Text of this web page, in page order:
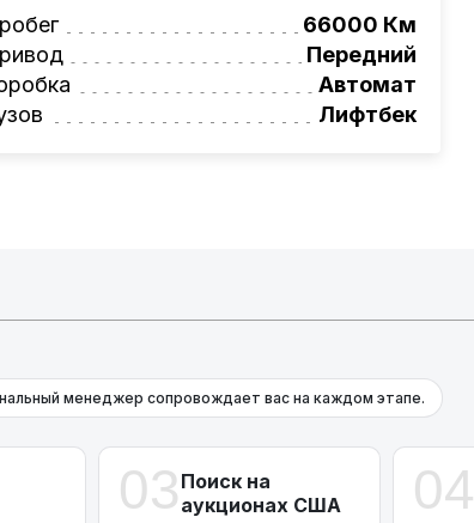
программа на НОВЫЕ автомобили.
+375 (29) 689-20-20
и с небольшими повреждениями.
66000 Км
Передний
Автомат
Лифтбек
менеджер сопровождает вас на каждом этапе.
03 Поиск на
аукционах США
04